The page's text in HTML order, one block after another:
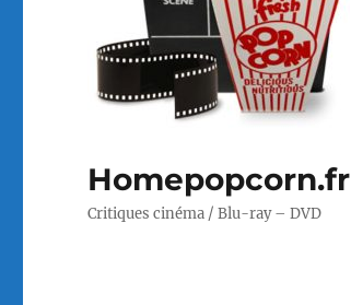
Homepopcorn.fr
Critiques cinéma / Blu-ray – DVD